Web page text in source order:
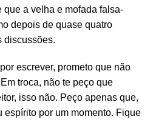
a velha e mofada falsa-
depois de quase quatro
discussões.
escrever, prometo que não
troca, não te peço que
isso não. Peço apenas que,
espírito por um momento. Fique